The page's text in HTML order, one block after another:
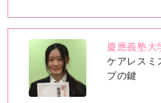
no
image
慶應義塾大
ケアレスミ
プの鍵